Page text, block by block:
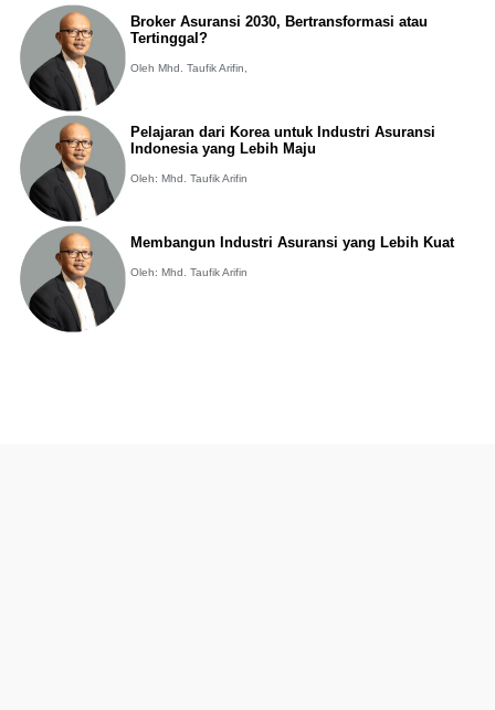
Broker Asuransi 2030, Bertransformasi atau
Tertinggal?
Oleh Mhd. Taufik Arifin,
Pelajaran dari Korea untuk Industri Asuransi
Indonesia yang Lebih Maju
Oleh: Mhd. Taufik Arifin
Membangun Industri Asuransi yang Lebih Kuat
Oleh: Mhd. Taufik Arifin